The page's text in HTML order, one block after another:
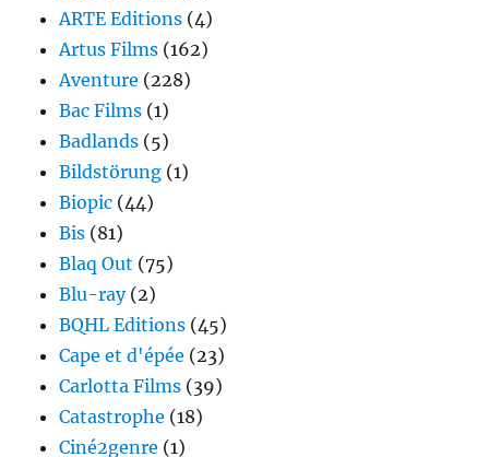
ARTE Editions (4)
Artus Films (162)
Aventure (228)
Bac Films (1)
Badlands (5)
Bildstörung (1)
Biopic (44)
Bis (81)
Blaq Out (75)
Blu-ray(2)
BQHL Editions (45)
Cape et d'épée (23)
Carlotta Films (39)
Catastrophe (18)
Ciné2genre (1)